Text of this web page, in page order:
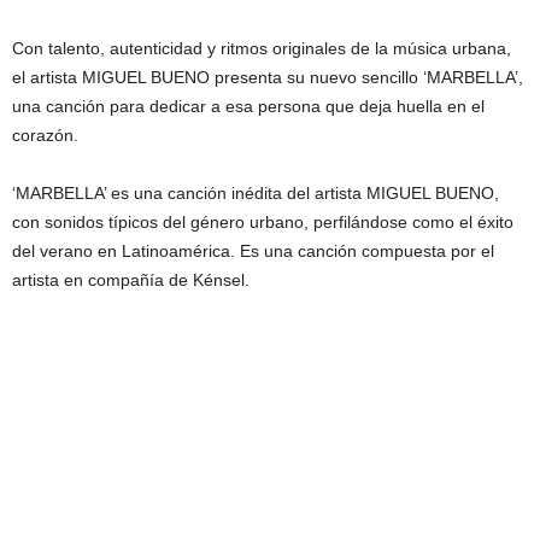
Con talento, autenticidad y ritmos originales de la música urbana,
el artista MIGUEL BUENO presenta su nuevo sencillo ‘MARBELLA’,
una canción para dedicar a esa persona que deja huella en el
corazón.
‘MARBELLA’ es una canción inédita del artista MIGUEL BUENO,
con sonidos típicos del género urbano, perfilándose como el éxito
del verano en Latinoamérica. Es una canción compuesta por el
artista en compañía de Kénsel.